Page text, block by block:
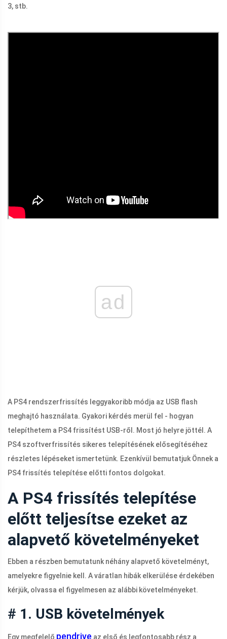
3, stb.
ad
A PS4 rendszerfrissítés leggyakoribb módja az USB flash
meghajtó használata. Gyakori kérdés merül fel - hogyan
telepíthetem a PS4 frissítést USB-ről. Most jó helyre jöttél. A
PS4 szoftverfrissítés sikeres telepítésének elősegítéséhez
részletes lépéseket ismertetünk. Ezenkívül bemutatjuk Önnek a
PS4 frissítés telepítése előtti fontos dolgokat.
A PS4 frissítés telepítése
előtt teljesítse ezeket az
alapvető követelményeket
Ebben a részben bemutatunk néhány alapvető követelményt,
amelyekre figyelnie kell. A váratlan hibák elkerülése érdekében
kérjük, olvassa el figyelmesen az alábbi követelményeket.
# 1. USB követelmények
Egy megfelelő pendrive az első és legfontosabb rész a